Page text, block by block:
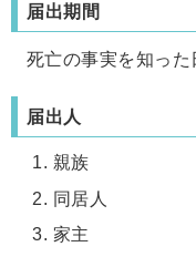
届出期間
死亡の事実を知った
届出人
親族
同居人
家主